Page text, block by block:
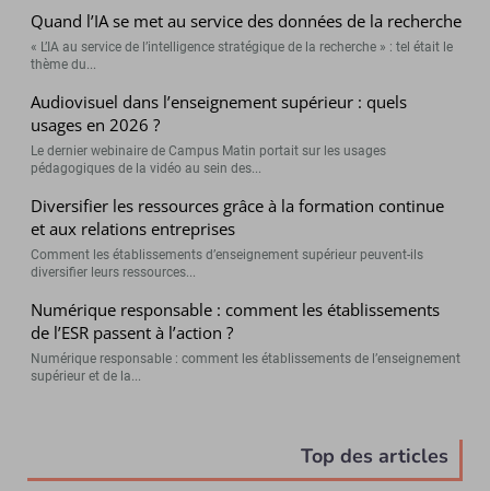
Quand l’IA se met au service des données de la recherche
« L’IA au service de l’intelligence stratégique de la recherche » : tel était le
thème du...
Audiovisuel dans l’enseignement supérieur : quels
usages en 2026 ?
Le dernier webinaire de Campus Matin portait sur les usages
pédagogiques de la vidéo au sein des...
Diversifier les ressources grâce à la formation continue
et aux relations entreprises
Comment les établissements d’enseignement supérieur peuvent-ils
diversifier leurs ressources...
Numérique responsable : comment les établissements
de l’ESR passent à l’action ?
Numérique responsable : comment les établissements de l’enseignement
supérieur et de la...
Top des articles